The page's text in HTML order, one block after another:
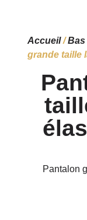
Accueil/Bas
grande taille
Pantalon